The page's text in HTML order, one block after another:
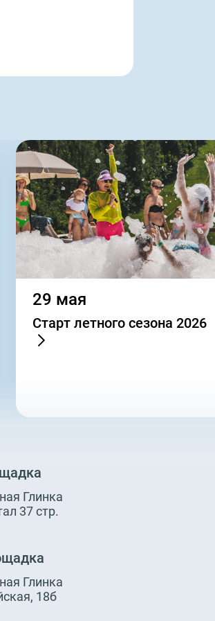
29 мая
Старт летного сезона 2026
Глинка
37 стр.
Глинка
18б